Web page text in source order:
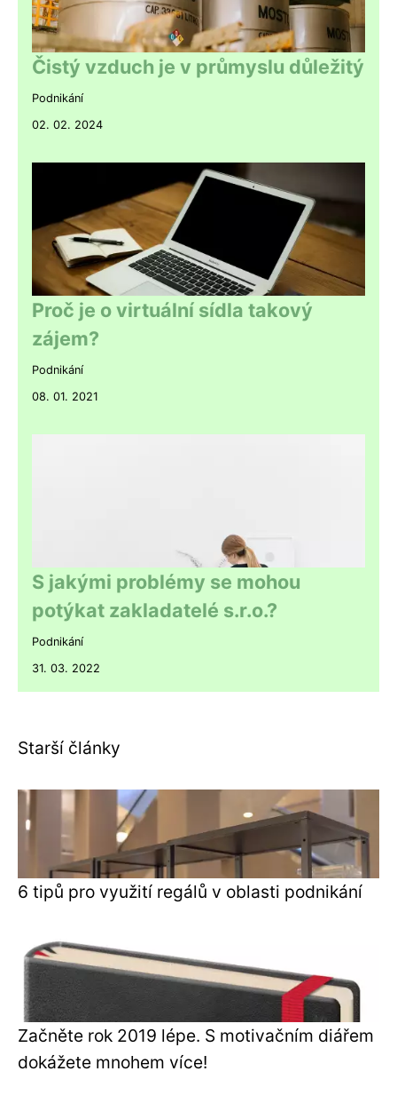
Čistý vzduch je v průmyslu důležitý
Podnikání
02. 02. 2024
Proč je o virtuální sídla takový
zájem?
Podnikání
08. 01. 2021
S jakými problémy se mohou
potýkat zakladatelé s.r.o.?
Podnikání
31. 03. 2022
Starší články
6 tipů pro využití regálů v oblasti podnikání
Začněte rok 2019 lépe. S motivačním diářem
dokážete mnohem více!